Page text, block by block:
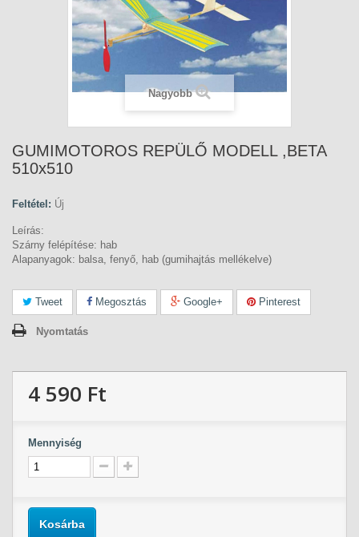
Nagyobb
GUMIMOTOROS REPÜLŐ MODELL ,BETA
510x510
Feltétel: Új
Leírás:
Szárny felépítése: hab
Alapanyagok: balsa, fenyő, hab (gumihajtás mellékelve)
Tweet Megosztás Google+ Pinterest
Nyomtatás
4 590 Ft‎
Mennyiség
Kosárba